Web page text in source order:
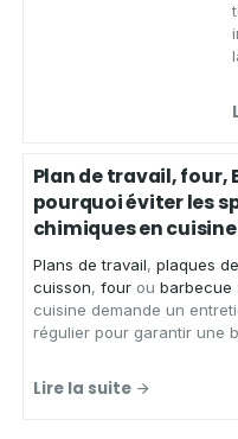
Plan de travail, four,
pourquoi éviter les
chimiques en cuisine
Plans de travail, plaques de
cuisson, fourou barbecue
cuisine demande un
régulier pour garantir une
spécialiste des solutions
d'entretien écologiques et
Lire la suite